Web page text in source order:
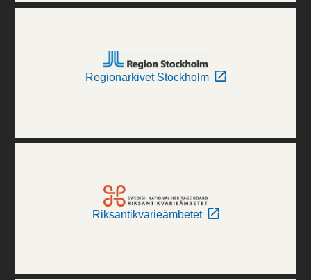
Regionarkivet Stockholm
Riksantikvarieämbetet